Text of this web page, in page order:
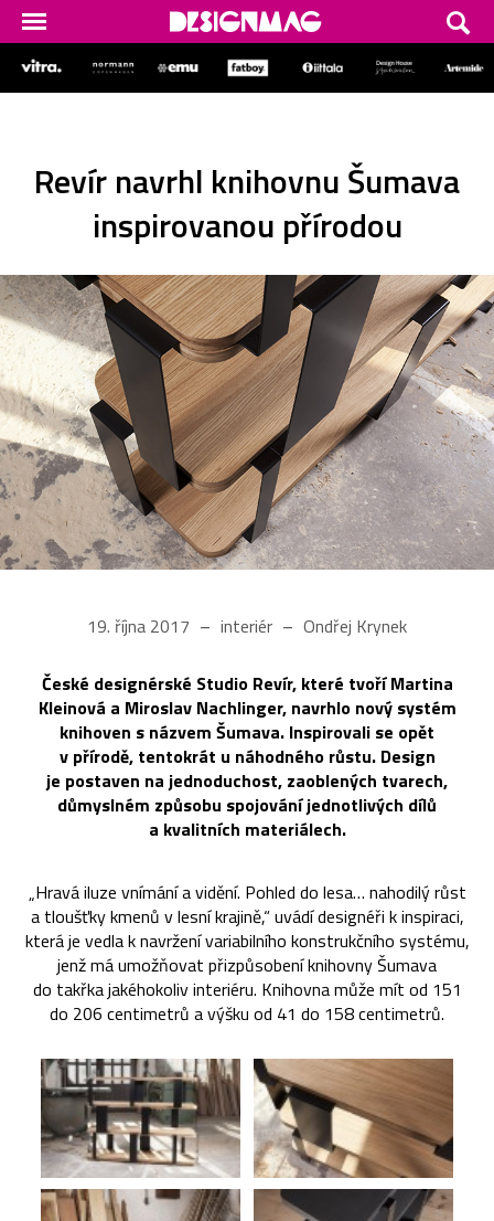
Revír navrhl knihovnu Šumava
inspirovanou přírodou
19. října 2017 interiér Ondřej Krynek
České designérské Studio Revír, které tvoří Martina
Kleinová a Miroslav Nachlinger, navrhlo nový systém
knihoven s názvem Šumava. Inspirovali se opět
v přírodě, tentokrát u náhodného růstu. Design
je postaven na jednoduchost, zaoblených tvarech,
důmyslném způsobu spojování jednotlivých dílů
a kvalitních materiálech.
„Hravá iluze vnímání a vidění. Pohled do lesa… nahodilý růst
a tloušťky kmenů v lesní krajině,“ uvádí designéři k inspiraci,
která je vedla k navržení variabilního konstrukčního systému,
jenž má umožňovat přizpůsobení knihovny Šumava
do takřka jakéhokoliv interiéru. Knihovna může mít od 151
do 206 centimetrů a výšku od 41 do 158 centimetrů.